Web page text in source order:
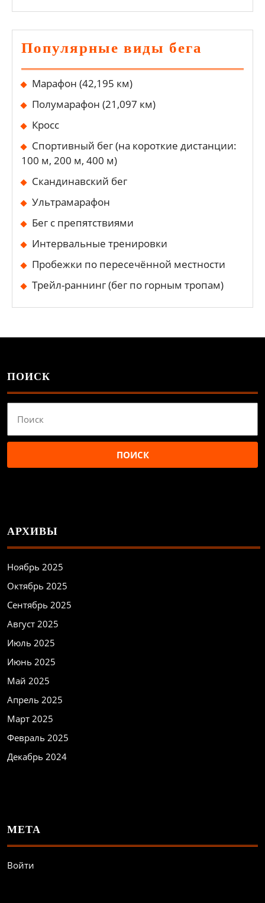
Популярные виды бега
Марафон (42,195 км)
Полумарафон (21,097 км)
Кросс
Спортивный бег (на короткие дистанции:
100 м, 200 м, 400 м)
Скандинавский бег
Ультрамарафон
Бег с препятствиями
Интервальные тренировки
Пробежки по пересечённой местности
Трейл-раннинг (бег по горным тропам)
ПОИСК
АРХИВЫ
Ноябрь 2025
Октябрь 2025
Сентябрь 2025
Август 2025
Июль 2025
Июнь 2025
Май 2025
Апрель 2025
Март 2025
Февраль 2025
Декабрь 2024
МЕТА
Войти